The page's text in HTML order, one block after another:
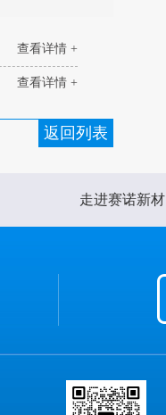
查看详情 +
查看详情 +
返回列表
走进赛诺新材